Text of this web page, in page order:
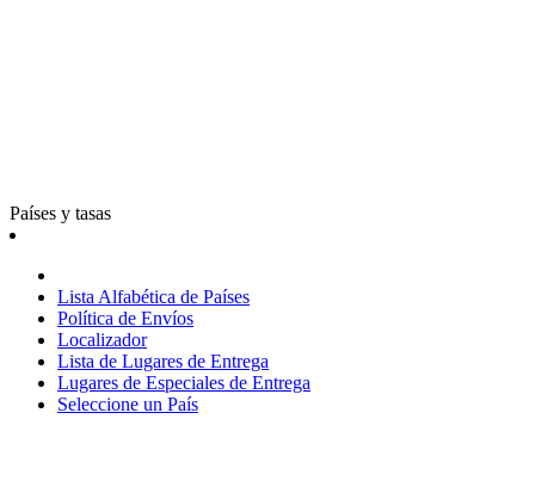
Países y tasas
Lista Alfabética de Países
Política de Envíos
Localizador
Lista de Lugares de Entrega
Lugares de Especiales de Entrega
Seleccione un País